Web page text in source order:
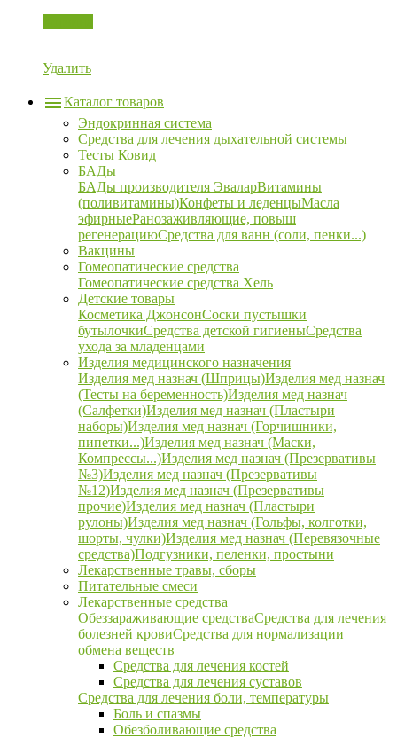
Удалить
Каталог товаров
Эндокринная система
Средства для лечения дыхательной системы
Тесты Ковид
БАДы
БАДы производителя ЭваларВитамины
(поливитамины)Конфеты и леденцыМасла
эфирныеРанозаживляющие, повыш
регенерациюСредства для ванн (соли, пенки...)
Вакцины
Гомеопатические средства
Гомеопатические средства Хель
Детские товары
Косметика ДжонсонСоски пустышки
бутылочкиСредства детской гигиеныСредства
ухода за младенцами
Изделия медицинского назначения
Изделия мед назнач (Шприцы)Изделия мед назнач
(Тесты на беременность)Изделия мед назнач
(Салфетки)Изделия мед назнач (Пластыри
наборы)Изделия мед назнач (Горчишники,
пипетки...)Изделия мед назнач (Маски,
Компрессы...)Изделия мед назнач (Презервативы
№3)Изделия мед назнач (Презервативы
№12)Изделия мед назнач (Презервативы
прочие)Изделия мед назнач (Пластыри
рулоны)Изделия мед назнач (Гольфы, колготки,
шорты, чулки)Изделия мед назнач (Перевязочные
средства)Подгузники, пеленки, простыни
Лекарственные травы, сборы
Питательные смеси
Лекарственные средства
Обеззараживающие средстваСредства для лечения
болезней кровиСредства для нормализации
обмена веществ
Средства для лечения костей
Средства для лечения суставов
Средства для лечения боли, температуры
Боль и спазмы
Обезболивающие средства